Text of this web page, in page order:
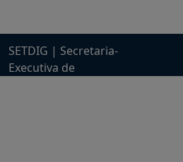
SETDIG | Secretaria-
Executiva de